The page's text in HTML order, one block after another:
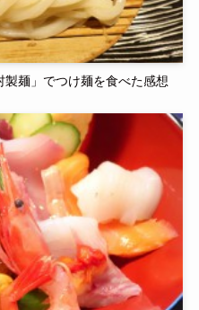
麺」でつけ麺を食べた感想